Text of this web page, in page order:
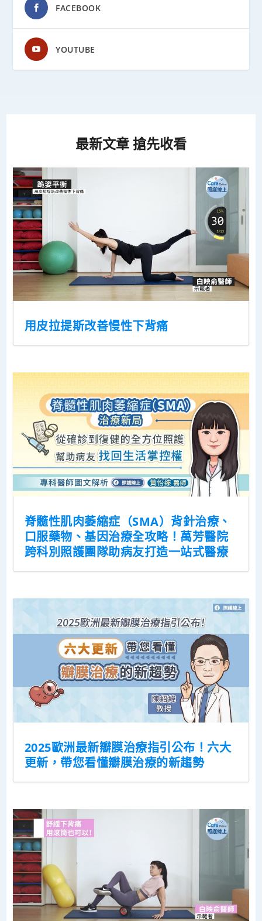
FACEBOOK
YOUTUBE
最新文章 搶先收看
用皮拉提斯改善慢性下背痛
脊髓性肌肉萎縮症（SMA）背針治療、
口服藥物、基因治療全攻略！萬芳醫院
跨科別照護團隊助病友打造一站式醫療
2025歐洲最新瓣膜治療指引公布！六大
更新，帶您看懂瓣膜治療的新趨勢